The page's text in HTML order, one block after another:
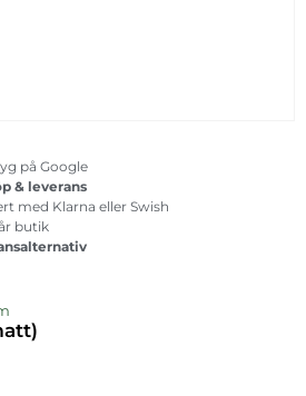
på Google
& leverans
med Klarna eller Swish
butik